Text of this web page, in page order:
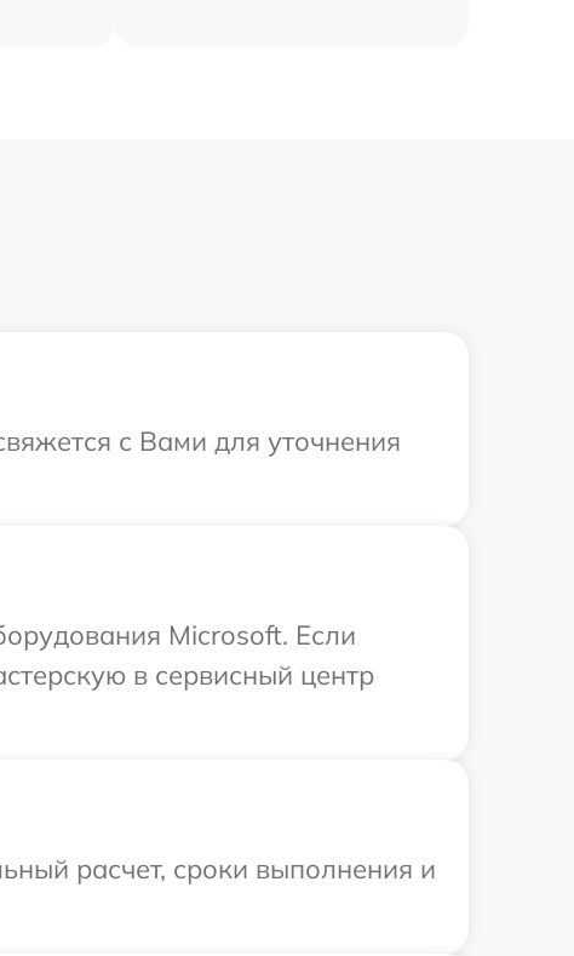
с Вами для уточнения
Microsoft. Если
в сервисный центр
расчет, сроки выполнения и